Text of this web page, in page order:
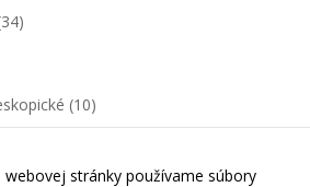
(10)
stránky používame súbory
webovej